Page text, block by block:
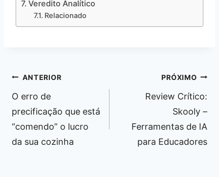
Veredito Analítico
Relacionado
Navegação
de
Post
ANTERIOR
O erro de
precificação que está
“comendo” o lucro
da sua cozinha
PRÓXIMO
Review Crítico:
Skooly –
Ferramentas de IA
para Educadores